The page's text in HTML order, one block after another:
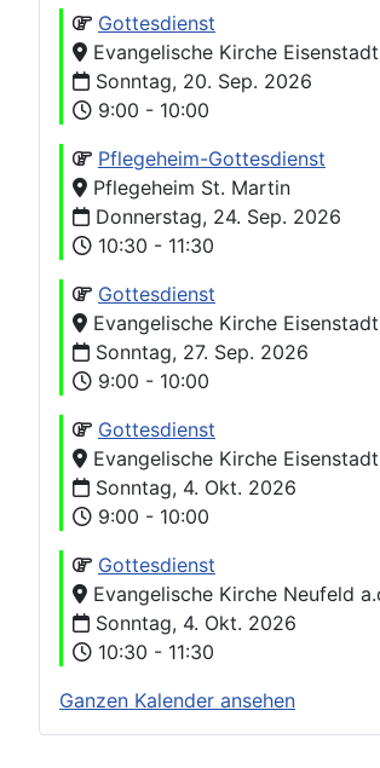
Gottesdienst
Evangelische Kirche Eisenstadt
Sonntag, 20. Sep. 2026
9:00 - 10:00
Pflegeheim-Gottesdienst
Pflegeheim St. Martin
Donnerstag, 24. Sep. 2026
10:30 - 11:30
Gottesdienst
Evangelische Kirche Eisenstadt
Sonntag, 27. Sep. 2026
9:00 - 10:00
Gottesdienst
Evangelische Kirche Eisenstadt
Sonntag, 4. Okt. 2026
9:00 - 10:00
Gottesdienst
Evangelische Kirche Neufeld
Sonntag, 4. Okt. 2026
10:30 - 11:30
Ganzen Kalender ansehen